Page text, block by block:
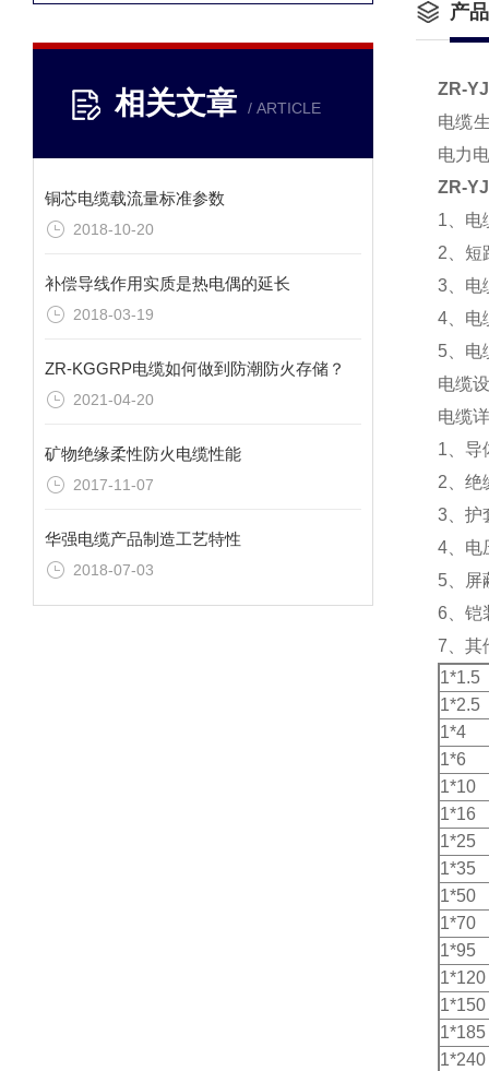
相关文章 / ARTICLE
铜芯电缆载流量标准参数
2018-10-20
补偿导线作用实质是热电偶的延长
2018-03-19
ZR-KGGRP电缆如何做到防潮防火存储？
2021-04-20
矿物绝缘柔性防火电缆性能
2017-11-07
华强电缆产品制造工艺特性
2018-07-03
产
ZR-
电缆
电力
ZR-
1、电
2、短
3、电
4、电
5、电
电缆
电缆
1、导
2、绝
3、护
4、电
5、屏
6、铠
7、其
1*1.5
1*2.5
1*4
1*6
1*10
1*16
1*25
1*35
1*50
1*70
1*95
1*120
1*150
1*185
1*240